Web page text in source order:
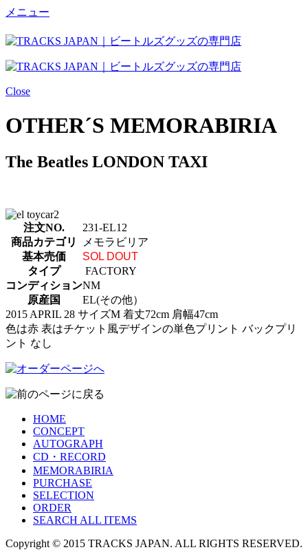
メニュー
Close
OTHER´S MEMORABIRIA
The Beatles LONDON TAXI
注文NO.
231-EL12
商品カテゴリ
メモラビリア
基本売価
SOL DOUT
タイプ
FACTORY
コンディションNM
原産国
EL(その他）
2015 APRIL 28 サイズM 着丈72cm 肩幅47cm
色は赤 表はチケット風デザインの単色プリント バックプリ
ント なし
HOME
CONCEPT
AUTOGRAPH
CD・RECORD
MEMORABIRIA
PURCHASE
SELECTION
ORDER
SEARCH ALL ITEMS
Copyright © 2015 TRACKS JAPAN. ALL RIGHTS RESERVED.